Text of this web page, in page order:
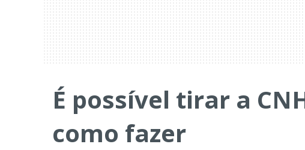
É possível tirar a
como fazer